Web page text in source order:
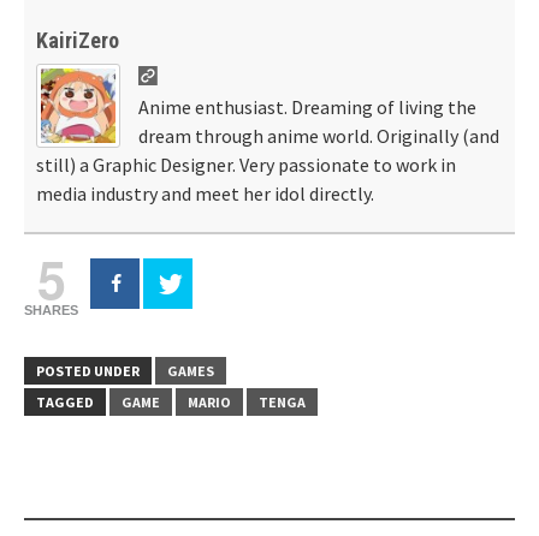
KairiZero
Anime enthusiast. Dreaming of living the
dream through anime world. Originally (and
still) a Graphic Designer. Very passionate to work in
media industry and meet her idol directly.
5
SHARES
POSTED UNDER
GAMES
TAGGED
GAME MARIO TENGA